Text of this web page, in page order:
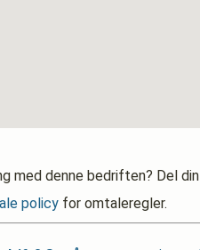
med denne bedriften? Del
policy for omtaleregler.